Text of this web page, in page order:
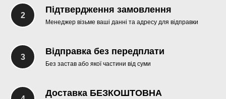
Підтвердження замовлення
Менеджер візьме ваші данні та адресу для відправки
Відправка без передплати
Без застав або якої частини від суми
Доставка БЕЗКОШТОВНА